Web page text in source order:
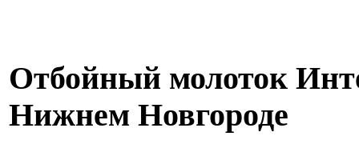
Отбойный молоток
Нижнем Новгороде